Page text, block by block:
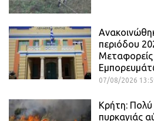
περιόδου
Μεταφορείς
07/08/2026
Κρήτη: Πολύ
πυρκαγιάς